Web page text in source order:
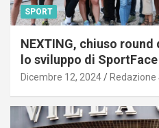
SPORT
NEXTING, chiuso
lo sviluppo di SportFace
Dicembre 12, 2024